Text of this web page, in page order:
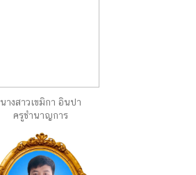
นางสาวเขมิกา อินปา
ครูชำนาญการ